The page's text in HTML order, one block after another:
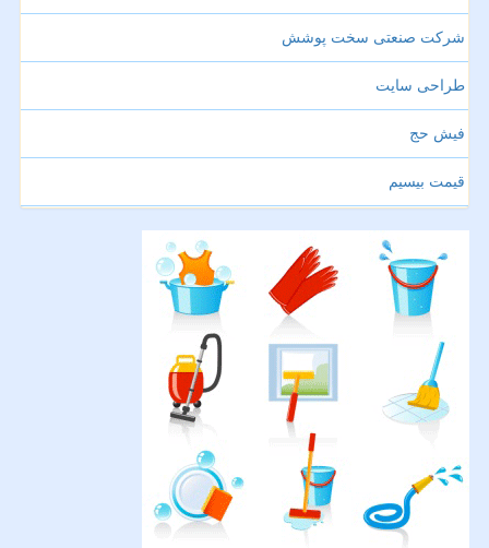
شرکت صنعتی سخت پوشش
طراحی سایت
فیش حج
قیمت بیسیم